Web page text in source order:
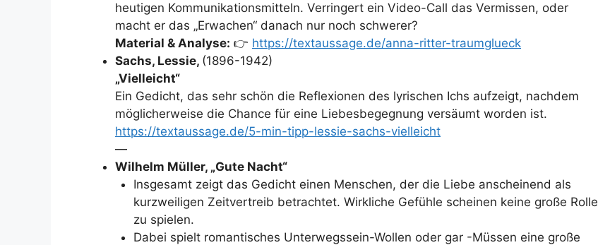
heutigen Kommunikationsmitteln. Verringert ein Video-Call das Vermissen, oder
macht er das „Erwachen“ danach nur noch schwerer?
Material & Analyse: 👉 https://textaussage.de/anna-ritter-traumglueck
Sachs, Lessie, (1896-1942)
„Vielleicht“
Ein Gedicht, das sehr schön die Reflexionen des lyrischen Ichs aufzeigt, nachdem
möglicherweise die Chance für eine Liebesbegegnung versäumt worden ist.
https://textaussage.de/5-min-tipp-lessie-sachs-vielleicht
—
Wilhelm Müller, „Gute Nacht“
Insgesamt zeigt das Gedicht einen Menschen, der die Liebe anscheinend als
kurzweiligen Zeitvertreib betrachtet. Wirkliche Gefühle scheinen keine große Rolle
zu spielen.
Dabei spielt romantisches Unterwegssein-Wollen oder gar -Müssen eine große